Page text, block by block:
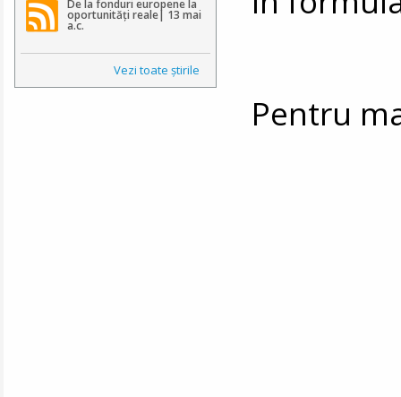
De la fonduri europene la
oportunități reale| 13 mai
a.c.
Vezi toate ştirile
Pentru